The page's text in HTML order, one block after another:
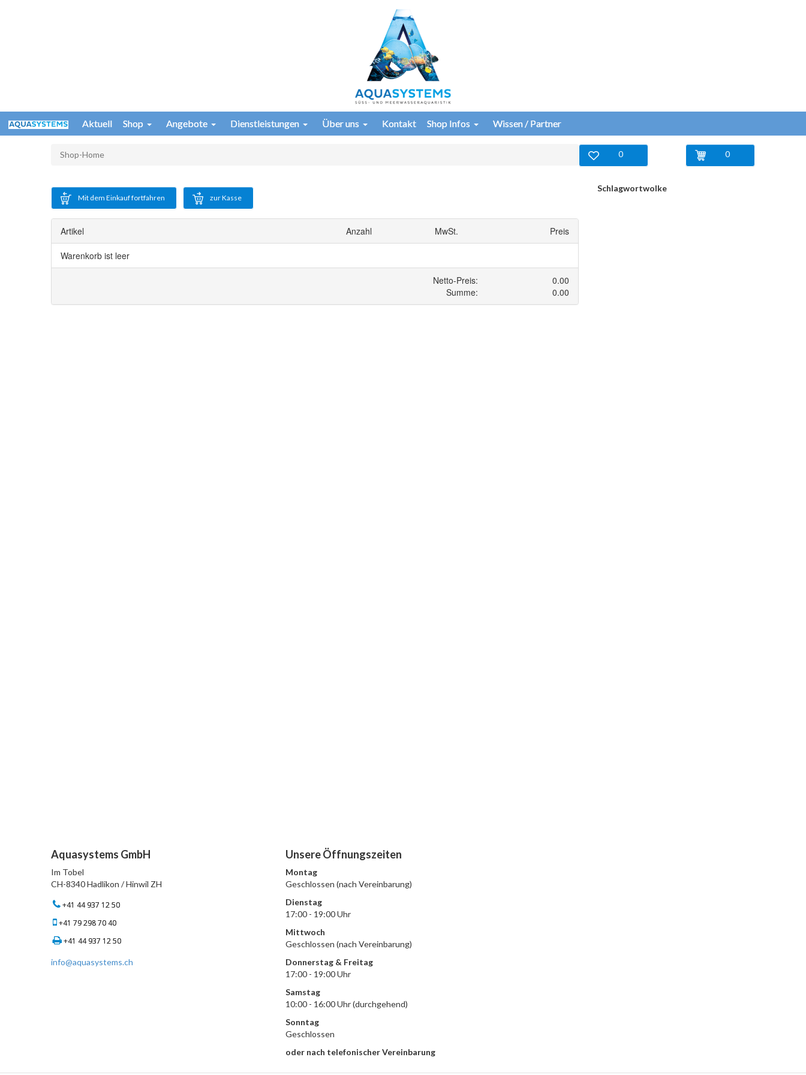
Aktuell Shop Angebote Dienstleistungen Über uns Kontakt Shop Infos Wissen / Partner
Shop-Home
Mit dem Einkauf fortfahren zur Kasse
0
0
Schlagwortwolke
Aquasystems GmbH
Im Tobel
CH-8340 Hadlikon / Hinwil ZH
+41 44 937 12 50
+41 79 298 70 40
+41 44 937 12 50
info@aquasystems.ch
Unsere Öffnungszeiten
Montag
Geschlossen (nach Vereinbarung)
Dienstag
17:00 - 19:00 Uhr
Mittwoch
Geschlossen (nach Vereinbarung)
Donnerstag & Freitag
17:00 - 19:00 Uhr
Samstag
10:00 - 16:00 Uhr (durchgehend)
Sonntag
Geschlossen
oder nach telefonischer Vereinbarung